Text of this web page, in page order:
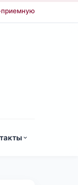
приемную